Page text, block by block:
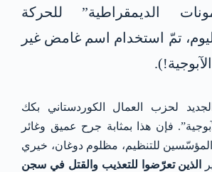
الديمقراطية” للحركة
تمّ استخدام اسم غامض غير
لحزب العمال الكوردستاني بكك
فإن هذا بمثابة جرح عميق وغائر
للتنظيم، مظلوم دوغان، خيري
الذين تعرّضوا للتعذيب والقتل في سجن